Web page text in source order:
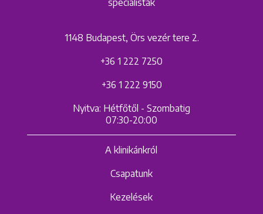
specialisták
1148 Budapest, Örs vezér tere 2.
+36 1 222 7250
+36 1 222 9150
Nyitva: Hétfőtől - Szombatig
07:30-20:00
A klinikánkról
Csapatunk
Kezelések